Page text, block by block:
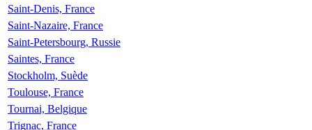
Saint-Denis, France
Saint-Nazaire, France
Saint-Petersbourg, Russie
Saintes, France
Stockholm, Suède
Toulouse, France
Tournai, Belgique
Trignac, France